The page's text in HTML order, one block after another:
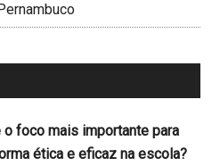
o foco mais importante para
ética e eficaz na escola?